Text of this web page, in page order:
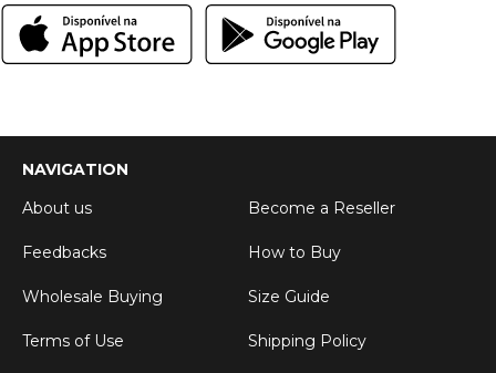
NAVIGATION
About us
Become a Reseller
Feedbacks How to Buy
Wholesale Buying Size Guide
Terms of Use Shipping Policy